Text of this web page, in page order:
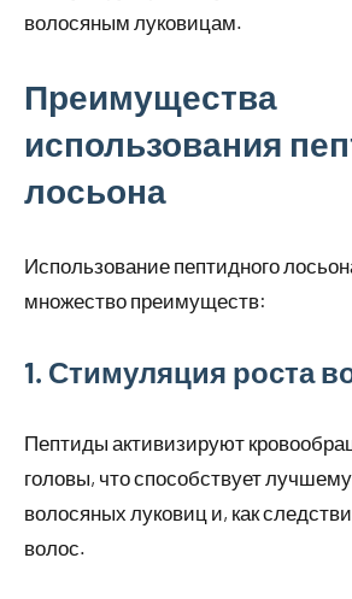
волосяным луковицам.
Преимущества
использования
лосьона
Использование пептидного
множество преимуществ:
1. Стимуляция роста
Пептиды активизируют
головы, что способствует
волосяных луковиц и, как
волос.